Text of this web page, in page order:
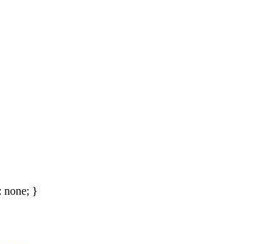
none; }